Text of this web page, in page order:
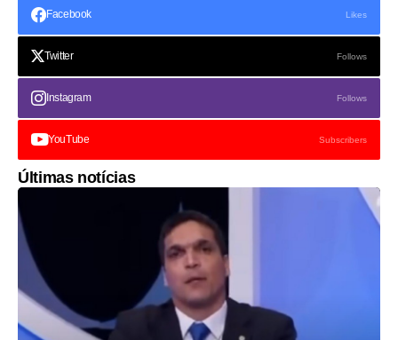
Facebook Likes
Twitter Follows
Instagram Follows
YouTube Subscribers
Últimas notícias